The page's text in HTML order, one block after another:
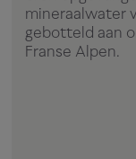
mineraalwater
gebotteld aan
Franse Alpen.